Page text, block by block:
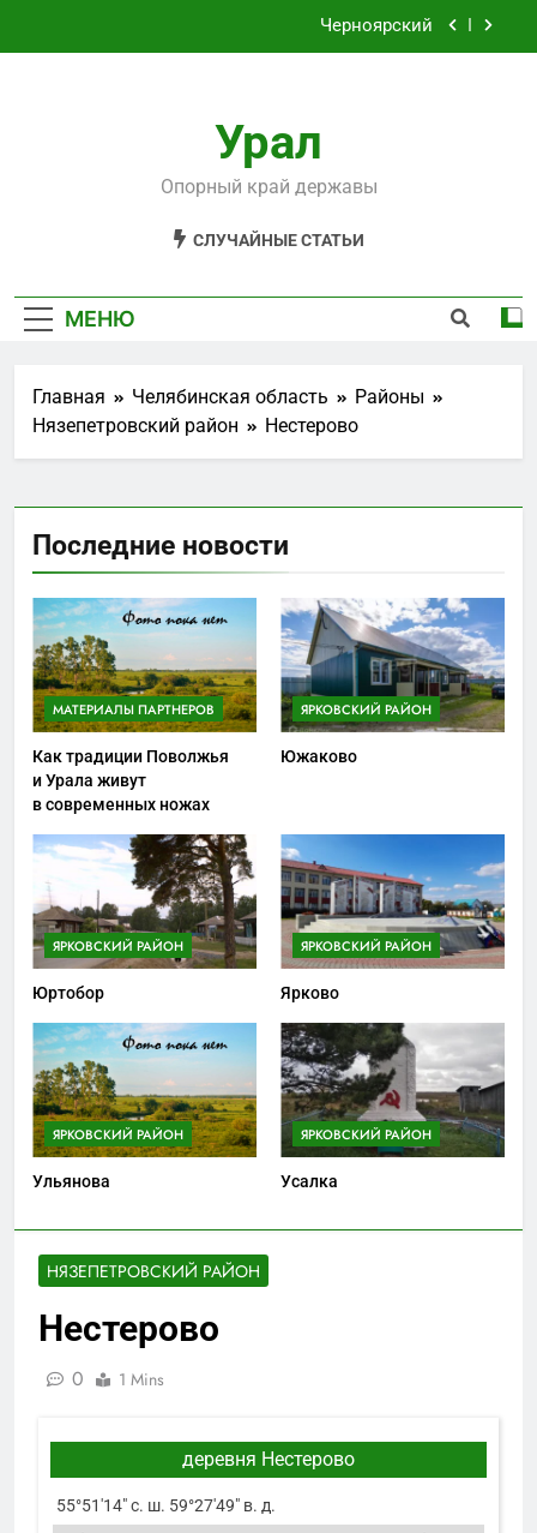
Черноярский
Староуткинск
Черноярский
Урал
Опорный край державы
СЛУЧАЙНЫЕ СТАТЬИ
МЕНЮ
Главная Челябинская область
Районы
Нязепетровский район
Нестерово
НЯЗЕПЕТРОВСКИЙ РАЙОН
Нестерово
0 1 Mins
деревня Нестерово
55°51′14″ с. ш. 59°27′49″ в. д.
Последние новости
МАТЕРИАЛЫ ПАРТНЕРОВ
Как традиции Поволжья
и Урала живут
в современных ножах
ЯРКОВСКИЙ РАЙОН
Южаково
ЯРКОВСКИЙ РАЙОН
Юртобор
ЯРКОВСКИЙ РАЙОН
Ярково
ЯРКОВСКИЙ РАЙОН
Ульянова
ЯРКОВСКИЙ РАЙОН
Усалка